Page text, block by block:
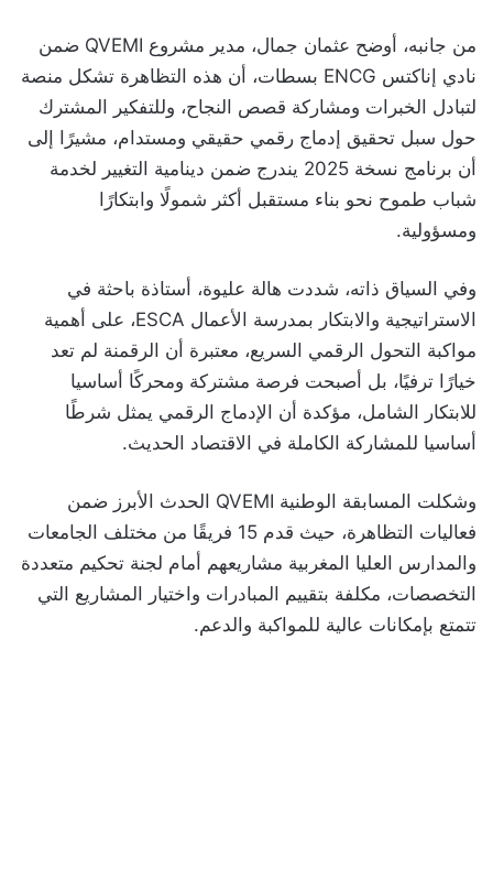
من جانبه، أوضح عثمان جمال، مدير مشروع QVEMI ضمن
نادي إناكتس ENCG بسطات، أن هذه التظاهرة تشكل منصة
لتبادل الخبرات ومشاركة قصص النجاح، وللتفكير المشترك
حول سبل تحقيق إدماج رقمي حقيقي ومستدام، مشيرًا إلى
أن برنامج نسخة 2025 يندرج ضمن دينامية التغيير لخدمة
شباب طموح نحو بناء مستقبل أكثر شمولًا وابتكارًا
ومسؤولية.
وفي السياق ذاته، شددت هالة عليوة، أستاذة باحثة في
الاستراتيجية والابتكار بمدرسة الأعمال ESCA، على أهمية
مواكبة التحول الرقمي السريع، معتبرة أن الرقمنة لم تعد
خيارًا ترفيًا، بل أصبحت فرصة مشتركة ومحركًا أساسيا
للابتكار الشامل، مؤكدة أن الإدماج الرقمي يمثل شرطًا
أساسيا للمشاركة الكاملة في الاقتصاد الحديث.
وشكلت المسابقة الوطنية QVEMI الحدث الأبرز ضمن
فعاليات التظاهرة، حيث قدم 15 فريقًا من مختلف الجامعات
والمدارس العليا المغربية مشاريعهم أمام لجنة تحكيم متعددة
التخصصات، مكلفة بتقييم المبادرات واختيار المشاريع التي
تتمتع بإمكانات عالية للمواكبة والدعم.